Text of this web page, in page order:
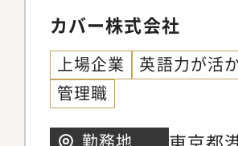
近の連
収益は
利益は
カバー株式会社
上場企業 英語力が活
管理職
勤務地